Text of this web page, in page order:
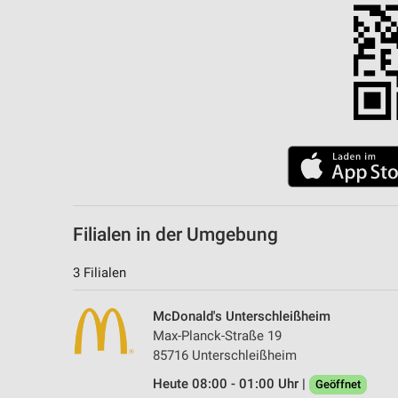
Filialen in der Umgebung
3 Filialen
McDonald's Unterschleißheim
Max-Planck-Straße 19
85716 Unterschleißheim
Heute 08:00 - 01:00 Uhr |
Geöffnet